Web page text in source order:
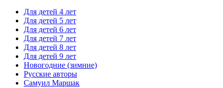
Для детей 4 лет
Для детей 5 лет
Для детей 6 лет
Для детей 7 лет
Для детей 8 лет
Для детей 9 лет
Новогодние (зимние)
Русские авторы
Самуил Маршак